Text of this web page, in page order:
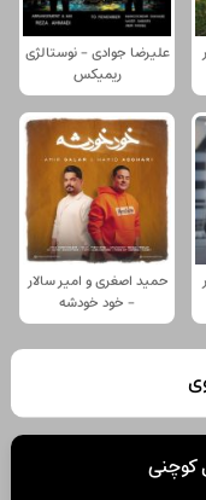
علیرضا جوادی - نوستالژی
ریمیکس
حمید اصغری و امیر سالار
- خود خودشه
کوچنی